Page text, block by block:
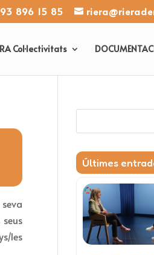
93 896 15 85
Col·lectivitats
les
Últimes